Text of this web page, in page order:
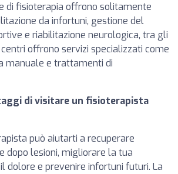
di fisioterapia offrono solitamente
da infortuni, gestione del
e riabilitazione neurologica, tra gli
offrono servizi specializzati come
manuale e trattamenti di
di visitare un fisioterapista
può aiutarti a recuperare
dopo lesioni, migliorare la tua
dolore e prevenire infortuni futuri. La